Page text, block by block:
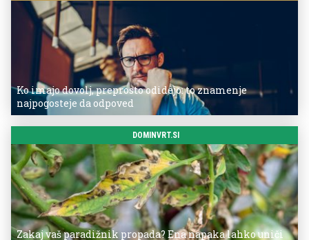
Ko imajo dovolj, preprosto odidejo: to znamenje
najpogosteje da odpoved
DOMINVRT.SI
Zakaj vaš paradižnik propada? Ena napaka lahko uniči